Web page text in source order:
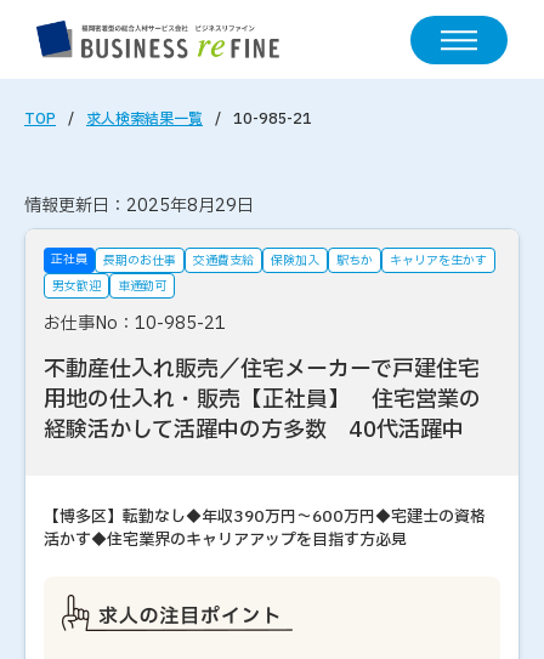
TOP 求人検索結果一覧 10-985-21
情報更新日：2025年8月29日
正社員 長期のお仕事 交通費支給 保険加入 駅ちか
キャリアを生かす
男女歓迎
車通勤可
お仕事No：10-985-21
不動産仕入れ販売／住宅メーカーで戸建住宅
用地の仕入れ・販売【正社員】 住宅営業の
経験活かして活躍中の方多数 40代活躍中
【博多区】転勤なし◆年収390万円～600万円◆宅建士の資格
活かす◆住宅業界のキャリアアップを目指す方必見